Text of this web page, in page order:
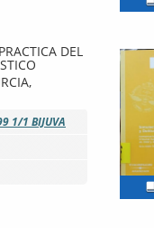
DEL
1/1 BIJUVA